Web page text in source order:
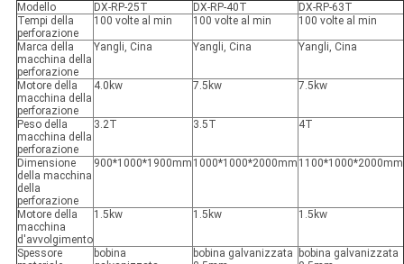
Modello DX-RP-25T DX-RP-40T
DX-RP-63T
Tempi della
perforazione
100 volte al min 100 volte al min 100 volte al min
Marca della
macchina della
perforazione
Yangli, Cina Yangli, Cina Yangli, Cina
Motore della
macchina della
perforazione
4.0kw 7.5kw 7.5kw
Peso della
macchina della
perforazione
3.2T 3.5T 4T
Dimensione
della macchina
della
perforazione
900*1000*1900mm 1000*1000*2000mm 1100*1000*2000mm
Motore della
macchina
d'avvolgimento
1.5kw 1.5kw 1.5kw
Spessore
bobina
bobina galvanizzata
bobina galvanizzata